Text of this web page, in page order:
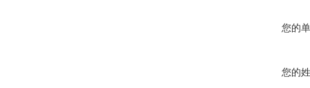
您的
您的